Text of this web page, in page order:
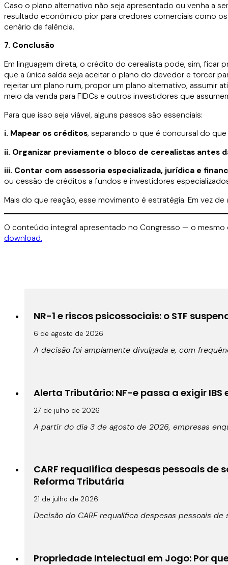
Caso o plano alternativo não seja apresentado ou venha a
resultado econômico pior para credores comerciais como
cenário de falência.
7. Conclusão
Em linguagem direta, o crédito do cerealista pode, sim, ficar
que a única saída seja aceitar o plano do devedor e torcer
rejeitar um plano ruim, propor um plano alternativo, assumir
meio da venda para FIDCs e outros investidores que
Para que isso seja viável, alguns passos são essenciais:
i. Mapear os créditos, separando o que é concursal do
ii. Organizar previamente o bloco de cerealistas antes
iii. Contar com assessoria especializada, jurídica e
ou cessão de créditos a fundos e investidores
Mais do que reação, esse movimento é estratégia. Em vez
O conteúdo integral apresentado no Congresso — o
download.
NR-1 e riscos psicossociais: o STF
6 de agosto de 2026
A decisão foi amplamente divulgada e, com
Alerta Tributário: NF-e passa a exigir IBS
27 de julho de 2026
A partir do dia 3 de agosto de 2026, empresas
CARF requalifica despesas pessoais
Reforma Tributária
21 de julho de 2026
Decisão do CARF requalifica despesas pessoais
Propriedade Intelectual em Jogo: Por